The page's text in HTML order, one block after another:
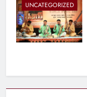
UNCATEGORIZED